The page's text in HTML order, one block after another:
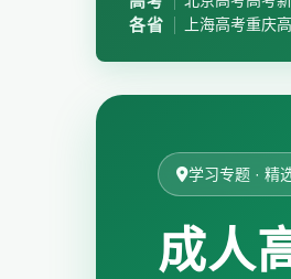
各省 上海高考重庆
学习专题 · 精
成人